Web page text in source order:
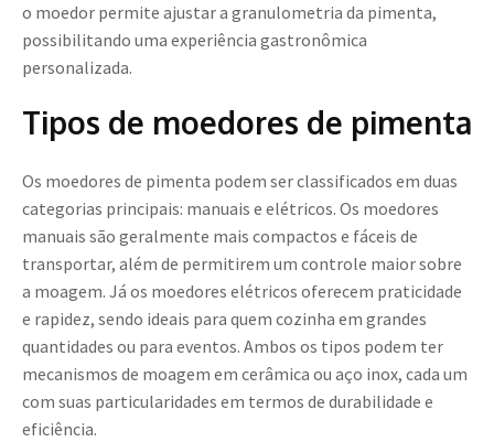
o moedor permite ajustar a granulometria da pimenta,
possibilitando uma experiência gastronômica
personalizada.
Tipos de moedores de pimenta
Os moedores de pimenta podem ser classificados em duas
categorias principais: manuais e elétricos. Os moedores
manuais são geralmente mais compactos e fáceis de
transportar, além de permitirem um controle maior sobre
a moagem. Já os moedores elétricos oferecem praticidade
e rapidez, sendo ideais para quem cozinha em grandes
quantidades ou para eventos. Ambos os tipos podem ter
mecanismos de moagem em cerâmica ou aço inox, cada um
com suas particularidades em termos de durabilidade e
eficiência.